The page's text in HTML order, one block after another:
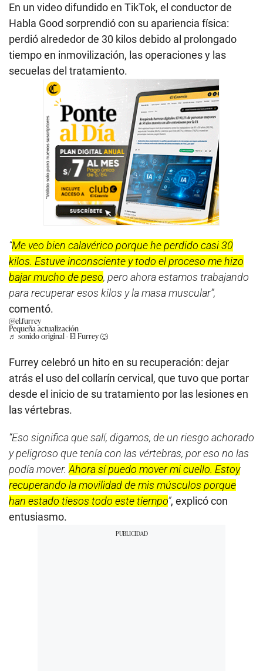
En un video difundido en TikTok, el conductor de
Habla Good sorprendió con su apariencia física:
perdió alrededor de 30 kilos debido al prolongado
tiempo en inmovilización, las operaciones y las
secuelas del tratamiento.
“Me veo bien calavérico porque he perdido casi 30
kilos. Estuve inconsciente y todo el proceso me hizo
bajar mucho de peso, pero ahora estamos trabajando
para recuperar esos kilos y la masa muscular”,
comentó.
@el.furrey
Pequeña actualización
♬ sonido original - El Furrey 🐺
Furrey celebró un hito en su recuperación: dejar
atrás el uso del collarín cervical, que tuvo que portar
desde el inicio de su tratamiento por las lesiones en
las vértebras.
“Eso significa que salí, digamos, de un riesgo achorado
y peligroso que tenía con las vértebras, por eso no las
podía mover. Ahora sí puedo mover mi cuello. Estoy
recuperando la movilidad de mis músculos porque
han estado tiesos todo este tiempo”, explicó con
entusiasmo.